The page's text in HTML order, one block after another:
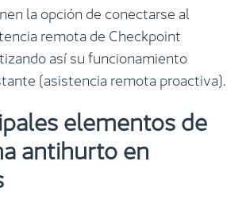
la opción de conectarse al
remota de Checkpoint
así su funcionamiento
(asistencia remota proactiva).
elementos de
antihurto en